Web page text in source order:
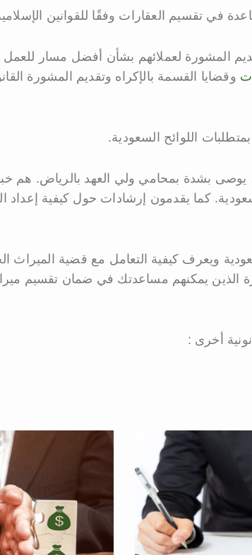
في تقسيم العقارات وفقًا للقوانين
المشورة لعملائهم بشأن أفضل مسار
وقضايا القسمة بالإكراه وتقديم المشورة
اللوائح السعودية.
يوصى بشدة بمحامي ولي العهد بالرياض. هم
كما يقدمون إرشادات حول كيفية إعداد
ويعرف كيفية التعامل مع قضية الميراث
الذين يمكنهم مساعدتك في ضمان تقسيم
أخرى :